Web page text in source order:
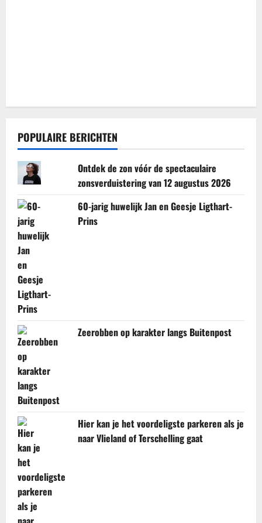
POPULAIRE BERICHTEN
Ontdek de zon vóór de spectaculaire
zonsverduistering van 12 augustus 2026
60-jarig huwelijk Jan en Geesje Ligthart-
Prins
Zeerobben op karakter langs Buitenpost
Hier kan je het voordeligste parkeren als je
naar Vlieland of Terschelling gaat